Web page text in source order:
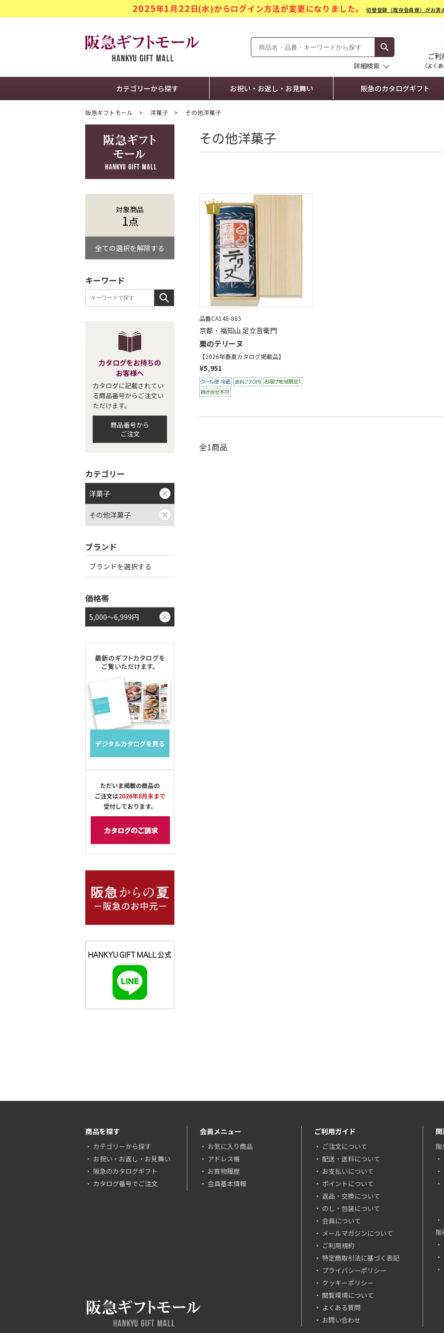
2025年1月22日(水)からログイン方法が変更になりました。切替登録（既存会員様）がお済
阪急ギフトモール Hankyu Gift Mall
詳細検索
カテゴリーから探す お祝い・お返し・お見舞い 阪急のカタログギフト
阪急ギフトモール 洋菓子 その他洋菓子
その他洋菓子
品番CA148-865
京都・福知山 足立音衛門
栗のテリーヌ
【2026年春夏カタログ掲載品】
¥5,951
全1商品
対象商品
1点
全ての選択を解除する
キーワード
カタログをお持ちの
お客様へ
カタログに記載されてい
る商品番号からご注文い
ただけます。
商品番号から
ご注文
カテゴリー
洋菓子
その他洋菓子
ブランド
ブランドを選択する
価格帯
5,000～6,999円
ただいま掲載の商品の
ご注文は2026年8月末まで
受付しております。
商品を探す
カテゴリーから探す
お祝い・お返し・お見舞い
阪急のカタログギフト
カタログ番号でご注文
会員メニュー
お気に入り商品
アドレス帳
お買物履歴
会員基本情報
ご利用ガイド
ご注文について
配送・送料について
お支払いについて
ポイントについて
返品・交換について
のし・包装について
会員について
メールマガジンについて
ご利用規約
特定商取引法に基づく表記
プライバシーポリシー
クッキーポリシー
閲覧環境について
よくある質問
お問い合わせ
阪
阪